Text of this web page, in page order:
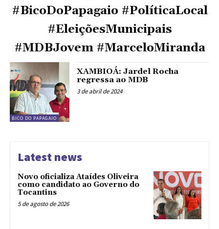
#BicoDoPapagaio #PolíticaLocal
#EleiçõesMunicipais
#MDBJovem #MarceloMiranda
BICO DO PAPAGAIO
XAMBIOÁ: Jardel Rocha
regressa ao MDB
3 de abril de 2024
Latest news
Novo oficializa Ataídes Oliveira
como candidato ao Governo do
Tocantins
5 de agosto de 2026